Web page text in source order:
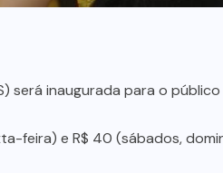
será inaugurada para o
feira) e R$ 40 (sábados,